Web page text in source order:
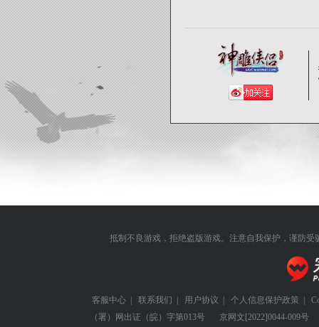
抵制不良游戏，拒绝盗版游戏。注意自我保护，谨防受
客服中心 | 联系我们 | 用户协议 | 个人信息保护政策 |
（署）网出证（皖）字第013号
京网文[2022]0044-009号